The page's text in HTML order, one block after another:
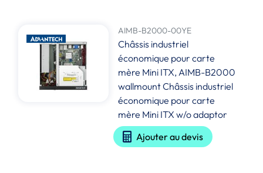
AIMB-B2000-00YE
Châssis industriel
économique pour carte
mère Mini ITX, AIMB-B2000
wallmount Châssis industriel
économique pour carte
mère Mini ITX w/o adaptor
Ajouter au devis